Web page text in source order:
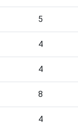
5
4
4
8
4